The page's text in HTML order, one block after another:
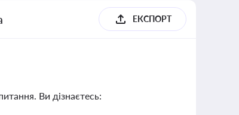
ЕКСПОРТ
Ви дізнаєтесь: